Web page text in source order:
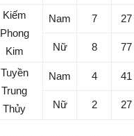
Kiếm
Phong
Kim
Nam 7 27
Nữ 8 77
Tuyền
Trung
Thủy
Nam 4 41
Nữ 2 27